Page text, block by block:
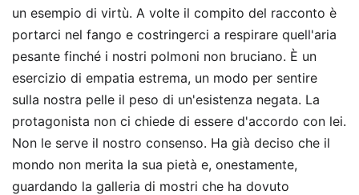
un esempio di virtù. A volte il compito del racconto è
portarci nel fango e costringerci a respirare quell'aria
pesante finché i nostri polmoni non bruciano. È un
esercizio di empatia estrema, un modo per sentire
sulla nostra pelle il peso di un'esistenza negata. La
protagonista non ci chiede di essere d'accordo con lei.
Non le serve il nostro consenso. Ha già deciso che il
mondo non merita la sua pietà e, onestamente,
guardando la galleria di mostri che ha dovuto